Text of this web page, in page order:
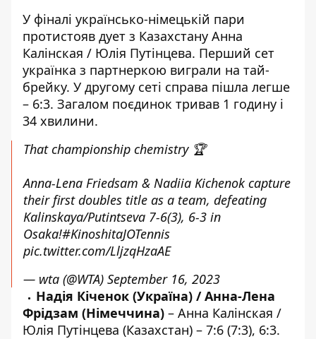
У фіналі українсько-німецькій пари
протистояв дует з Казахстану Анна
Калінская / Юлія Путінцева. Перший сет
українка з партнеркою виграли на тай-
брейку. У другому сеті справа пішла легше
– 6:3. Загалом поєдинок тривав 1 годину і
34 хвилини.
That championship chemistry 🏆
Anna-Lena Friedsam & Nadiia Kichenok capture
their first doubles title as a team, defeating
Kalinskaya/Putintseva 7-6(3), 6-3 in
Osaka!#KinoshitaJOTennis
pic.twitter.com/LljzqHzaAE
— wta (@WTA) September 16, 2023
Надія Кіченок (Україна) / Анна-Лена
Фрідзам (Німеччина) – Анна Калінская /
Юлія Путінцева (Казахстан) – 7:6 (7:3), 6:3.